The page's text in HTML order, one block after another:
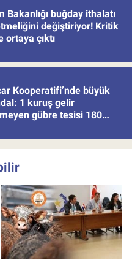
Bakanlığı buğday ithalatı
değiştiriyor! Kritik
ortaya çıktı
Kooperatifi’nde büyük
1 kuruş gelir
gübre tesisi 180